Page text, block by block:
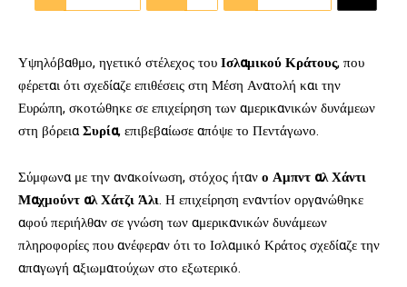
Υψηλόβαθμο, ηγετικό στέλεχος τουΙσλαμικού Κράτους, που
φέρεται ότι σχεδίαζε επιθέσεις στη Μέση Ανατολή και την
Ευρώπη, σκοτώθηκε σε επιχείρηση των αμερικανικών δυνάμεων
στη βόρειαΣυρία, επιβεβαίωσε απόψε το Πεντάγωνο.
Σύμφωνα με την ανακοίνωση, στόχος ήτανο Αμπντ αλ Χάντι
Μαχμούντ αλ Χάτζι Άλι. Η επιχείρηση εναντίον οργανώθηκε
αφού περιήλθαν σε γνώση των αμερικανικών δυνάμεων
πληροφορίες που ανέφεραν ότι το Ισλαμικό Κράτος σχεδίαζε την
απαγωγή αξιωματούχων στο εξωτερικό.